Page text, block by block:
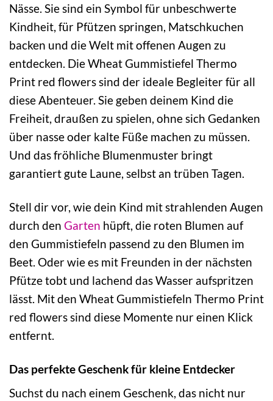
Nässe. Sie sind ein Symbol für unbeschwerte
Kindheit, für Pfützen springen, Matschkuchen
backen und die Welt mit offenen Augen zu
entdecken. Die Wheat Gummistiefel Thermo
Print red flowers sind der ideale Begleiter für all
diese Abenteuer. Sie geben deinem Kind die
Freiheit, draußen zu spielen, ohne sich Gedanken
über nasse oder kalte Füße machen zu müssen.
Und das fröhliche Blumenmuster bringt
garantiert gute Laune, selbst an trüben Tagen.
Stell dir vor, wie dein Kind mit strahlenden Augen
durch den Garten hüpft, die roten Blumen auf
den Gummistiefeln passend zu den Blumen im
Beet. Oder wie es mit Freunden in der nächsten
Pfütze tobt und lachend das Wasser aufspritzen
lässt. Mit den Wheat Gummistiefeln Thermo Print
red flowers sind diese Momente nur einen Klick
entfernt.
Das perfekte Geschenk für kleine Entdecker
Suchst du nach einem Geschenk, das nicht nur